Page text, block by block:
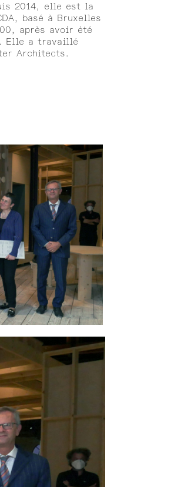
2014, elle est la
basé à Bruxelles
après avoir été
Elle a travaillé
Architects.